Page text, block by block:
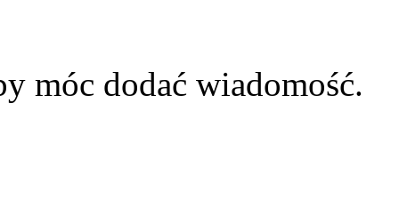
móc dodać wiadomość.